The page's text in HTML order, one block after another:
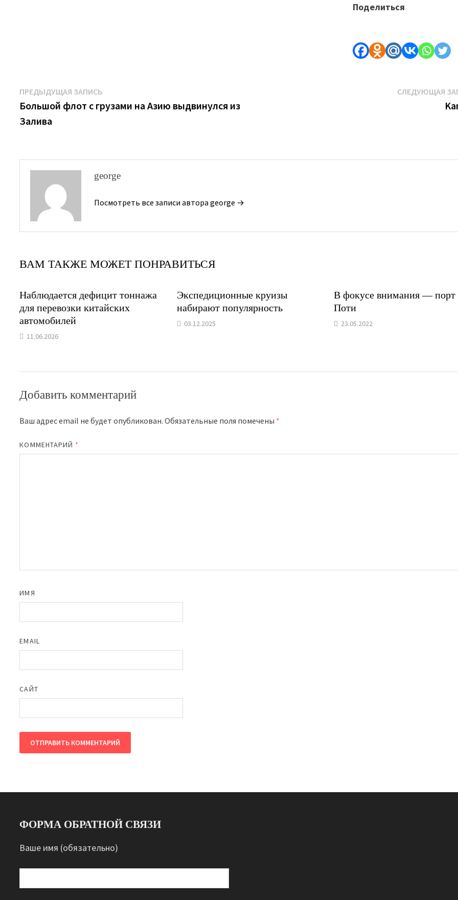
Поделиться
Навигация
по
ПРЕДЫДУЩАЯ ЗАПИСЬ
запись:
Большой флот с грузами на Азию выдвинулся из
Залива
СЛЕДУЮЩАЯ
george
Посмотреть все записи автора george →
ВАМ ТАКЖЕ МОЖЕТ ПОНРАВИТЬСЯ
Наблюдается дефицит тоннажа
для перевозки китайских
автомобилей
11.06.2026
Экспедиционные круизы
набирают популярность
03.12.2025
В фокусе внимания — порт
Поти
23.05.2022
Добавить комментарий
Ваш адрес email не будет опубликован. Обязательные поля помечены *
КОММЕНТАРИЙ *
ИМЯ
EMAIL
САЙТ
ФОРМА ОБРАТНОЙ СВЯЗИ
Ваше имя (обязательно)